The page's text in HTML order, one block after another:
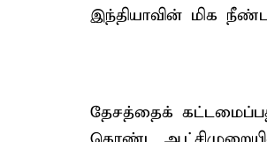
இந்தியாவின் மிக
தேசத்தைக்